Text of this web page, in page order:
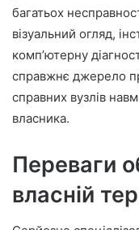
багатьох
візуальний огляд,
комп’ютерну
справжнє джерело
справних вузлів
власника.
Переваги
власній